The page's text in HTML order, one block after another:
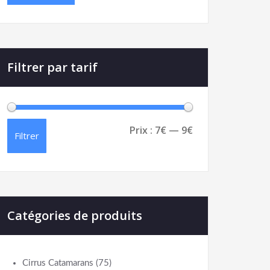
Filtrer par tarif
Filtrer Prix : 7€ — 9€
Catégories de produits
Cirrus Catamarans (75)